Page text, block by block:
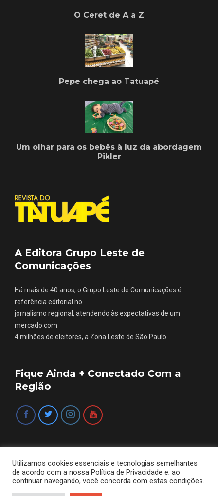
O Ceret de A a Z
Pepe chega ao Tatuapé
Um olhar para os bebês à luz da abordagem
Pikler
A Editora Grupo Leste de
Comunicações
Há mais de 40 anos, o Grupo Leste de Comunicações é
referência editorial no
jornalismo regional, atendendo às expectativas de um
mercado com
4 milhões de eleitores, a Zona Leste de São Paulo.
Fique Ainda + Conectado Com a
Região
Utilizamos cookies essenciais e tecnologias semelhantes
de acordo com a nossa Política de Privacidade e, ao
continuar navegando, você concorda com estas condições.